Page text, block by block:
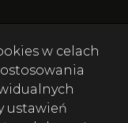
w celach
ustawień